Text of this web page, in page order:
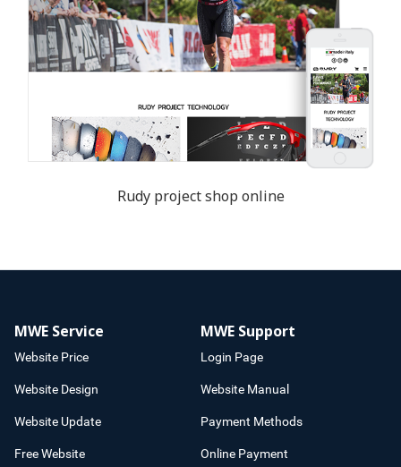
Rudy project shop online
MWE Service
Website Price
Website Design
Website Update
Free Website
MWE Support
Login Page
Website Manual
Payment Methods
Online Payment